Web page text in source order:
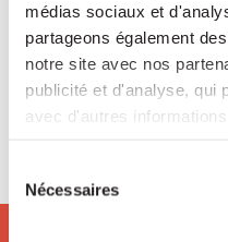
médias sociaux et
partageons également
notre site avec nos
publicité et d'analyse, qui
avec d'autres
Nécessaires